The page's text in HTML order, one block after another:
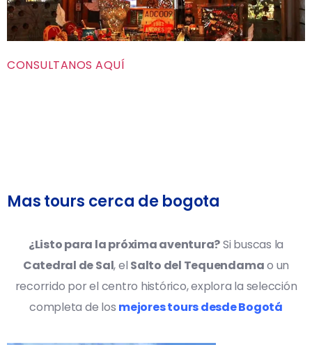
CONSULTANOS AQUÍ
Mas tours cerca de bogota
¿Listo para la próxima aventura?Si buscas la
Catedral de Sal, el Salto del Tequendamao un
recorrido por el centro histórico, explora la selección
completa de los mejores tours desde Bogotá